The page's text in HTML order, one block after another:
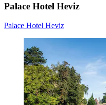
Palace Hotel Heviz
Palace Hotel Heviz